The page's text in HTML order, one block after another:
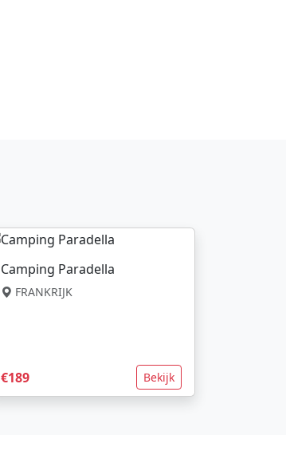
Camping Paradella
FRANKRIJK
€189 Bekijk